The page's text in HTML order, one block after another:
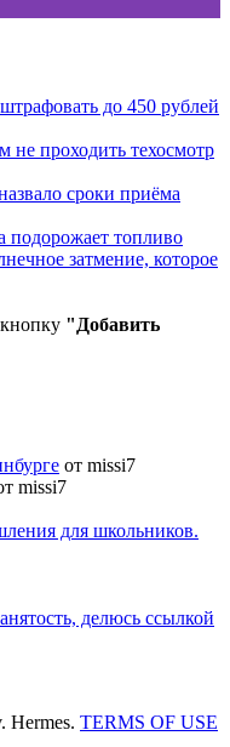
до 450 рублей
не проходить техосмотр
сроки приёма
подорожает топливо
затмение, которое
"Добавить
от missi7
missi7
для школьников.
делюсь ссылкой
Hermes. TERMS OF USE